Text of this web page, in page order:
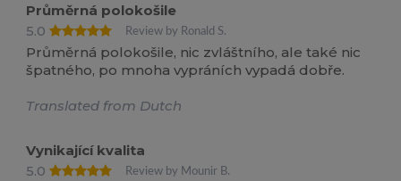
Průměrná polokošile
5.0
Review by Ronald S.
Průměrná polokošile, nic zvláštního, ale také nic
špatného, po mnoha vypráních vypadá dobře.
Translated from Dutch
Vynikající kvalita
5.0
Review by Mounir B.